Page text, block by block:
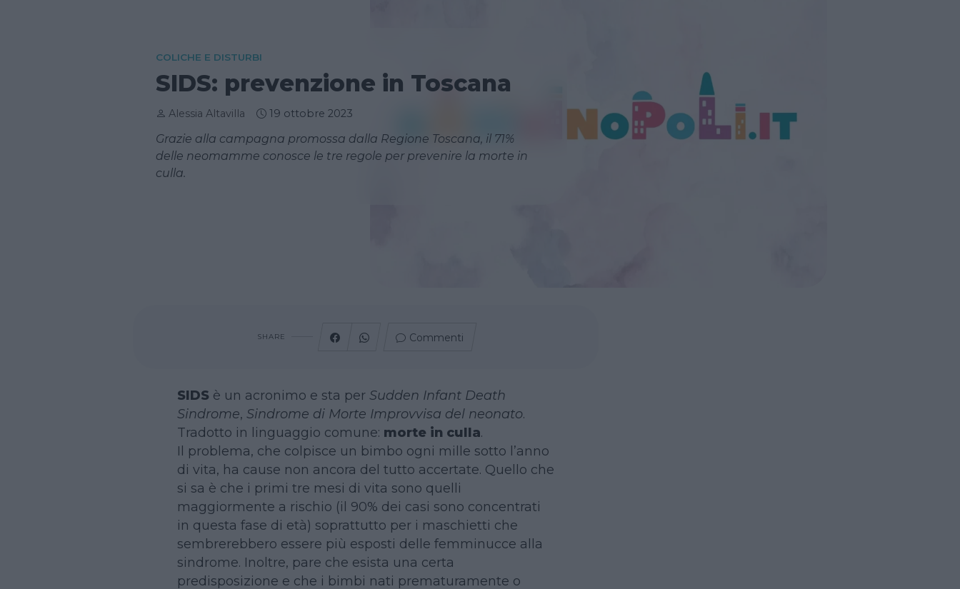
COLICHE E DISTURBI
SIDS: prevenzione in Toscana
Alessia Altavilla 19 ottobre 2023
Grazie alla campagna promossa dalla Regione Toscana, il 71%
delle neomamme conosce le tre regole per prevenire la morte in
culla.
SHARE Commenti
SIDS è un acronimo e sta per Sudden Infant Death
Sindrome, Sindrome di Morte Improvvisa del neonato.
Tradotto in linguaggio comune: morte in culla.
Il problema, che colpisce un bimbo ogni mille sotto l’anno
di vita, ha cause non ancora del tutto accertate. Quello che
si sa è che i primi tre mesi di vita sono quelli
maggiormente a rischio (il 90% dei casi sono concentrati
in questa fase di età) soprattutto per i maschietti che
sembrerebbero essere più esposti delle femminucce alla
sindrome. Inoltre, pare che esista una certa
predisposizione e che i bimbi nati prematuramente o